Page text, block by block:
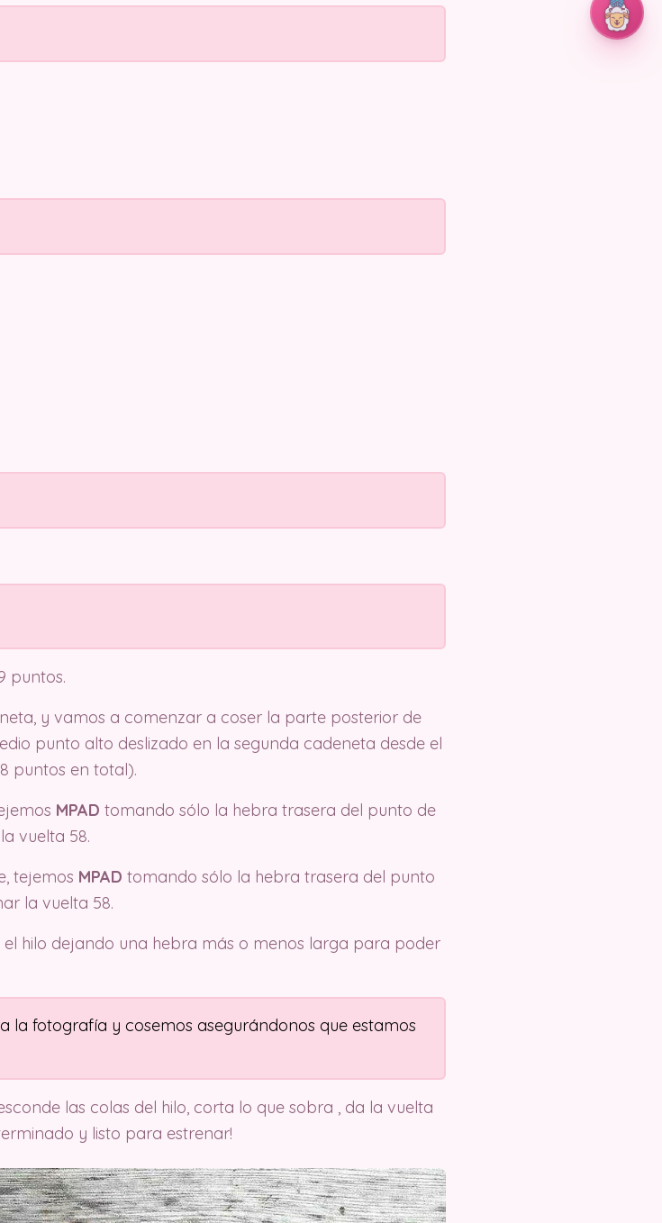
puntos.
y vamos a comenzar a coser la parte posterior de
punto alto deslizado en la segunda cadeneta desde el
puntos en total).
MPAD tomando sólo la hebra trasera del punto de
vuelta 58.
tejemos MPAD tomando sólo la hebra trasera del punto
la vuelta 58.
hilo dejando una hebra más o menos larga para poder
la fotografía y cosemos asegurándonos que estamos
las colas del hilo, corta lo que sobra , da la vuelta
y listo para estrenar!